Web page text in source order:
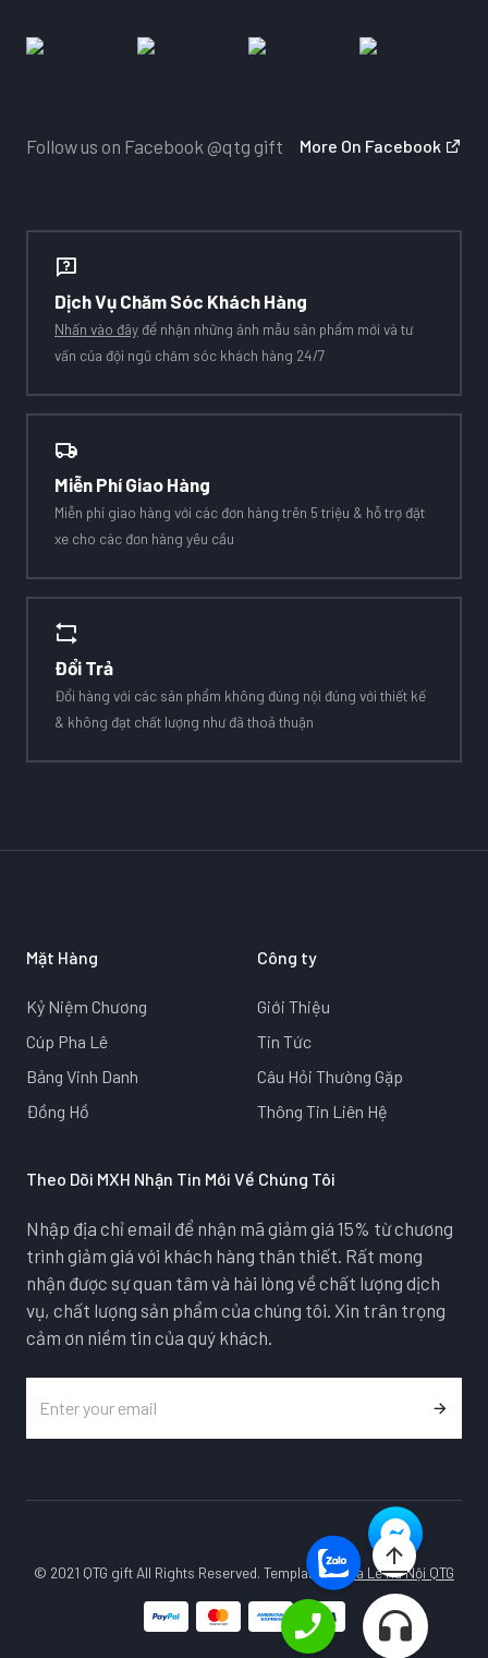
Follow us on Facebook @qtg gift More On Facebook
Dịch Vụ Chăm Sóc Khách Hàng
Nhấn vào đây để nhận những ảnh mẫu sản phẩm mới và tư
vấn của đội ngũ chăm sóc khách hàng 24/7
Miễn Phí Giao Hàng
Miễn phí giao hàng với các đơn hàng trên 5 triệu & hỗ trợ đặt
xe cho các đơn hàng yêu cầu
Đổi Trả
Đổi hàng với các sản phẩm không đúng nội đúng với thiết kế
& không đạt chất lượng như đã thoả thuận
Mặt Hàng
Kỷ Niệm Chương
Cúp Pha Lê
Bảng Vinh Danh
Đồng Hồ
Công ty
Giới Thiệu
Tin Tức
Câu Hỏi Thường Gặp
Thông Tin Liên Hệ
Theo Dõi MXH Nhận Tin Mới Về Chúng Tôi
Nhập địa chỉ email để nhận mã giảm giá 15% từ chương
trình giảm giá với khách hàng thân thiết. Rất mong
nhận được sự quan tâm và hài lòng về chất lượng dịch
vụ, chất lượng sản phẩm của chúng tôi. Xin trân trọng
cảm ơn niềm tin của quý khách.
© 2021 QTG gift All Rights Reserved. Template byPha Lê Hà Nội QTG